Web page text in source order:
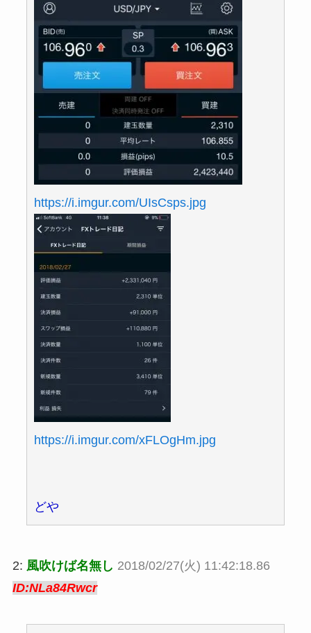
https://i.imgur.com/UIsCsps.jpg
https://i.imgur.com/xFLOgHm.jpg
どや
2: 風吹けば名無し 2018/02/27(火) 11:42:18.86
ID:NLa84Rwcr